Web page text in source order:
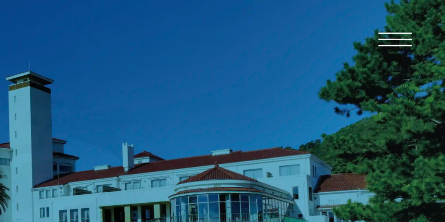
Kawana
年の誇りと感謝を胸に｡
飛躍する進化の100年へ｡
メニュ
90th Anniversary - Kawana Hotel & Fuji Course
HISTORY
90年のあゆみ